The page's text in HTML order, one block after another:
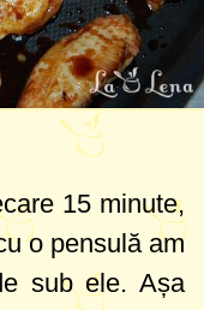
15 minute,
o pensulă am
sub ele. Așa